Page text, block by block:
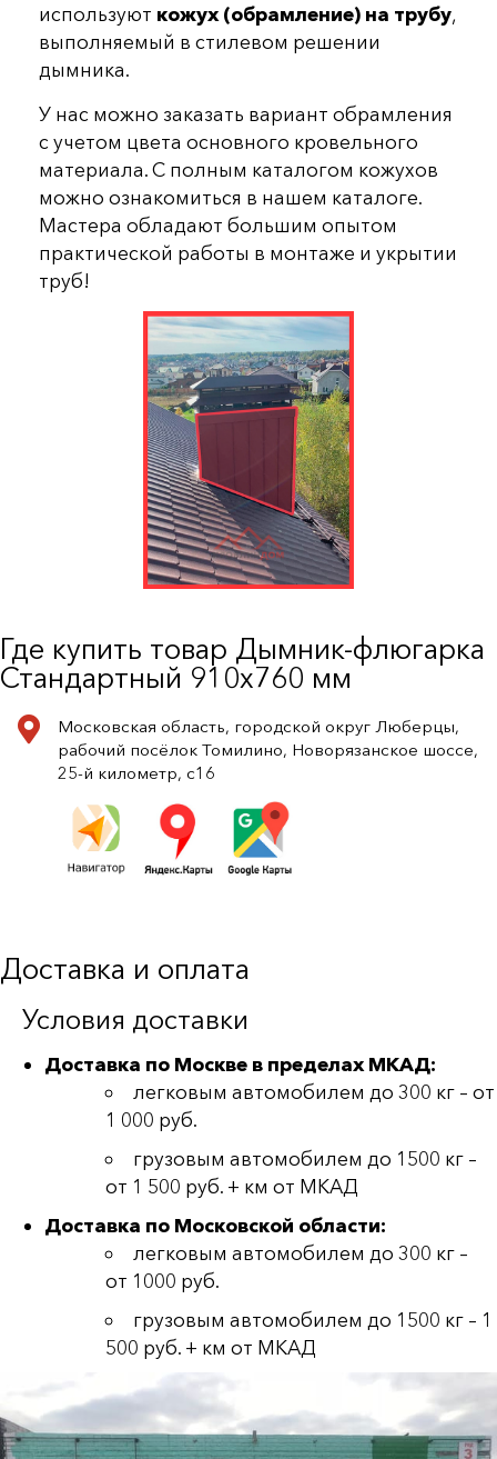
используют кожух (обрамление) на трубу,
выполняемый в стилевом решении
дымника.
У нас можно заказать вариант обрамления
с учетом цвета основного кровельного
материала. С полным каталогом кожухов
можно ознакомиться в нашем каталоге.
Мастера обладают большим опытом
практической работы в монтаже и укрытии
труб!
Где купить товар Дымник-флюгарка
Стандартный 910х760 мм
Московская область, городской округ Люберцы,
рабочий посёлок Томилино, Новорязанское шоссе,
25-й километр, с16
Доставка и оплата
Условия доставки
Доставка по Москве в пределах МКАД:
легковым автомобилем до 300 кг – от
1 000 руб.
грузовым автомобилем до 1500 кг –
от 1 500 руб. + км от МКАД
Доставка по Московской области:
легковым автомобилем до 300 кг –
от 1000 руб.
грузовым автомобилем до 1500 кг – 1
500 руб. + км от МКАД